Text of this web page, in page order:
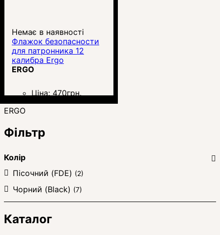
Немає в наявності
Флажок безопасности
для патронника 12
калибра Ergo
ERGO
Ціна: 470грн.
ERGO
Фільтр
Колір
Пісочний (FDE) (2)
Чорний (Black) (7)
Каталог